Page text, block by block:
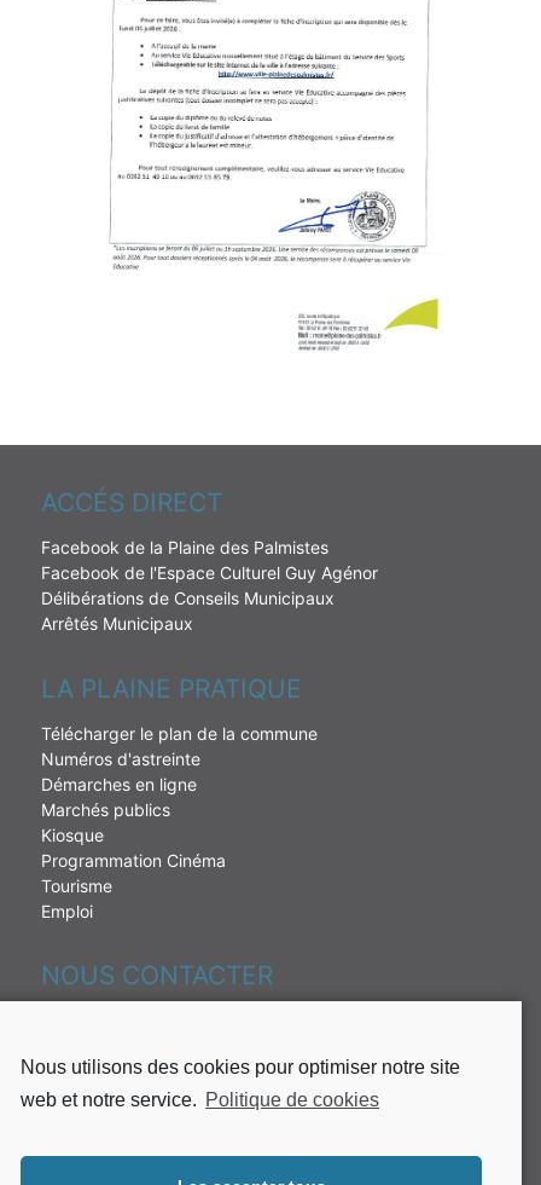
Nous utilisons des cookies pour optimiser notre site
web et notre service. Politique de cookies
ACCÉS DIRECT
Facebook de la Plaine des Palmistes
Facebook de l'Espace Culturel Guy Agénor
Délibérations de Conseils Municipaux
Arrêtés Municipaux
LA PLAINE PRATIQUE
Télécharger le plan de la commune
Numéros d'astreinte
Démarches en ligne
Marchés publics
Kiosque
Programmation Cinéma
Tourisme
Emploi
NOUS CONTACTER
Tél : 02 62 51 49 10